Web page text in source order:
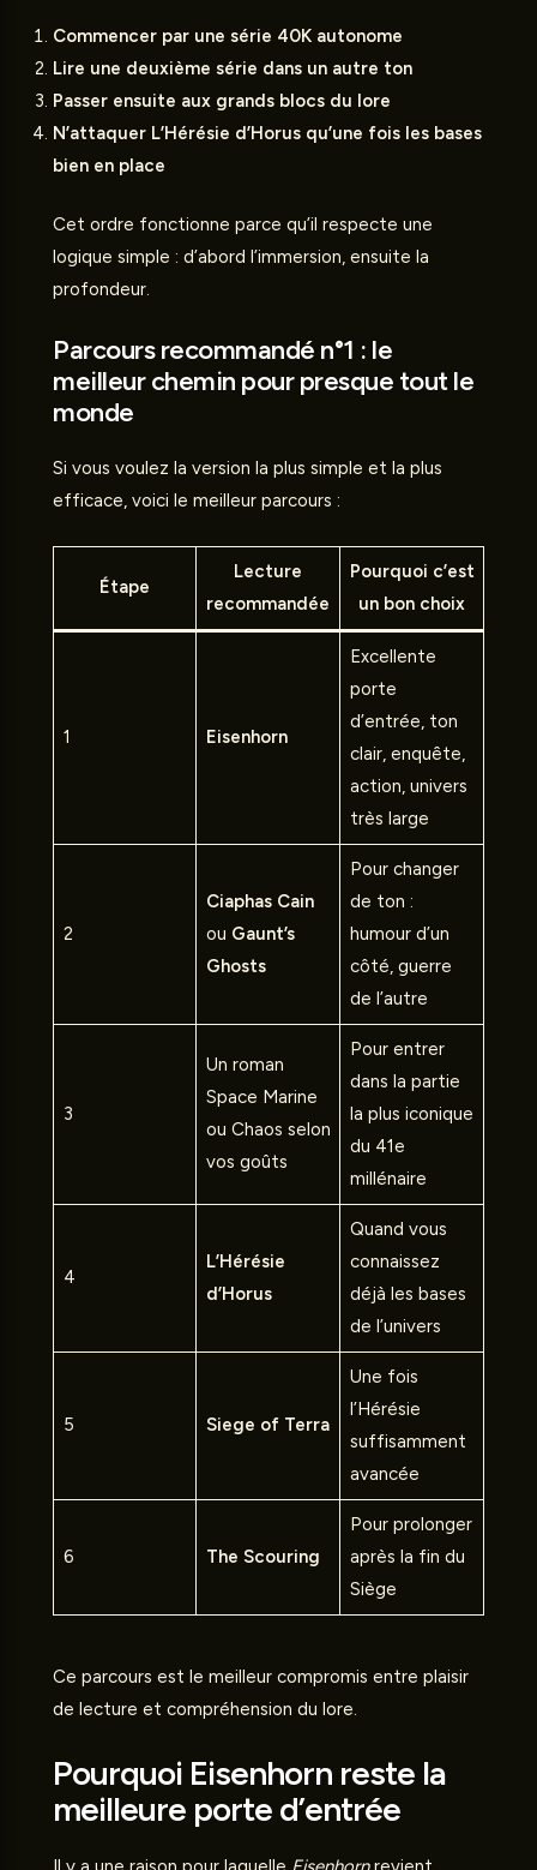
Commencer par une série 40K autonome
Lire une deuxième série dans un autre ton
Passer ensuite aux grands blocs du lore
N’attaquer L’Hérésie d’Horus qu’une fois les bases
bien en place
Cet ordre fonctionne parce qu’il respecte une
logique simple : d’abord l’immersion, ensuite la
profondeur.
Parcours recommandé n°1 : le
meilleur chemin pour presque tout le
monde
Si vous voulez la version la plus simple et la plus
efficace, voici le meilleur parcours :
Étape
Lecture
recommandée
Pourquoi c’est
un bon choix
1 Eisenhorn
Excellente
porte
d’entrée, ton
clair, enquête,
action, univers
très large
2
Ciaphas Cain
ou Gaunt’s
Ghosts
Pour changer
de ton :
humour d’un
côté, guerre
de l’autre
3
Un roman
Space Marine
ou Chaos selon
vos goûts
Pour entrer
dans la partie
la plus iconique
du 41e
millénaire
4
L’Hérésie
d’Horus
Quand vous
connaissez
déjà les bases
de l’univers
5 Siege of Terra
Une fois
l’Hérésie
suffisamment
avancée
6 The Scouring
Pour prolonger
après la fin du
Siège
Ce parcours est le meilleur compromis entre plaisir
de lecture et compréhension du lore.
Pourquoi Eisenhorn reste la
meilleure porte d’entrée